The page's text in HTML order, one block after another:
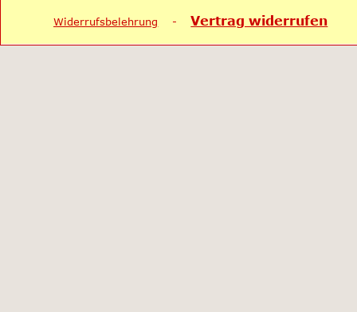
Widerrufsbelehrung
    -
Vertrag widerrufen